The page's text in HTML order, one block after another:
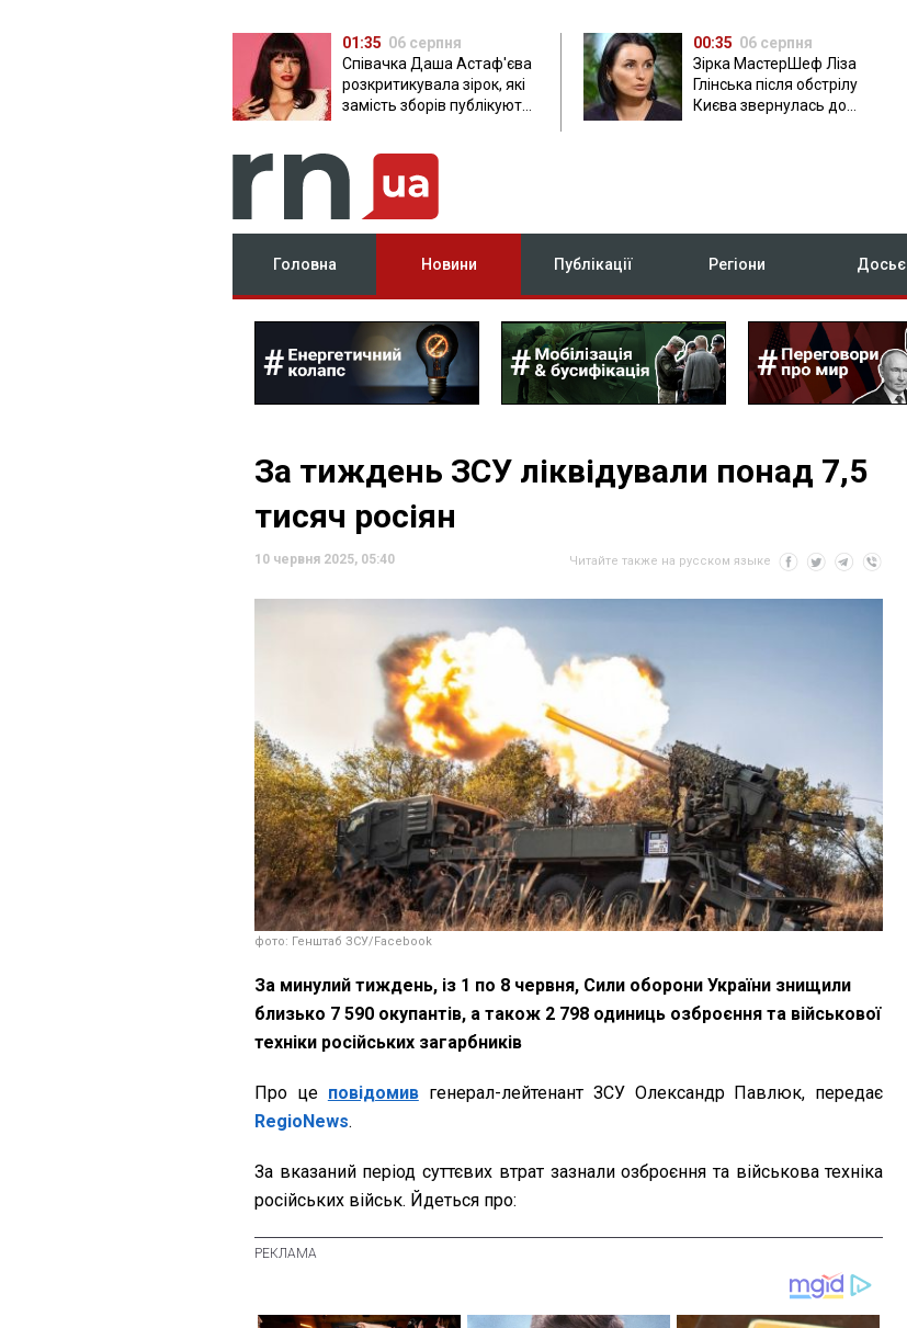
01:35 06 серпня
Співачка Даша Астаф'єва
розкритикувала зірок, які
замість зборів публікують
00:35 06 серпня
Зірка МастерШеф Ліза
Глінська після обстрілу
Києва звернулась до
Головна Новини Публікації Регіони Досьє
За тиждень ЗСУ ліквідували понад 7,5
тисяч росіян
10 червня 2025, 05:40 Читайте также на русском языке
фото: Генштаб ЗСУ/Facebook
За минулий тиждень, із 1 по 8 червня, Сили оборони України знищили
близько 7 590 окупантів, а також 2 798 одиниць озброєння та військової
техніки російських загарбників
Про це повідомивгенерал-лейтенант ЗСУ Олександр Павлюк, передає
RegioNews.
За вказаний період суттєвих втрат зазнали озброєння та військова техніка
російських військ. Йдеться про: